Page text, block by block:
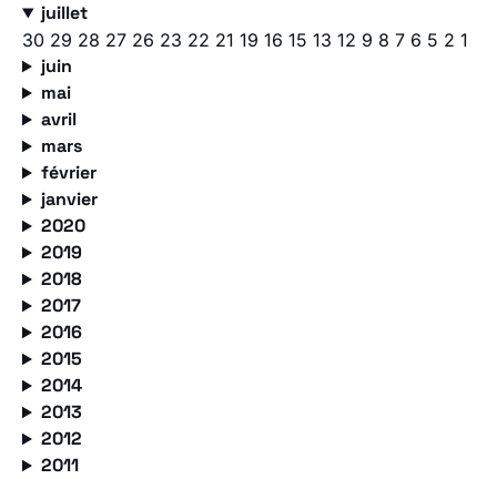
juillet
30 29 28 27 26 23 22 21 19 16 15 13 12 9 8 7 6 5 2 1
juin
mai
avril
mars
février
janvier
2020
2019
2018
2017
2016
2015
2014
2013
2012
2011